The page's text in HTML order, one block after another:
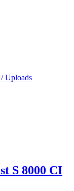
Uploads
S 8000 CI